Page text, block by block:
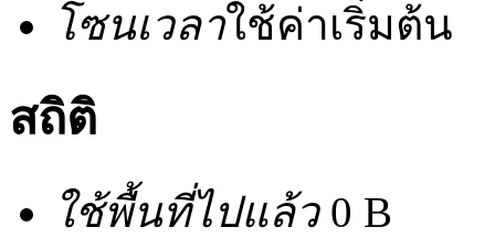
โซนเวลาใช้ค่าเริ่มต้น
สถิติ
ใช้พื้นที่ไปแล้ว0 B